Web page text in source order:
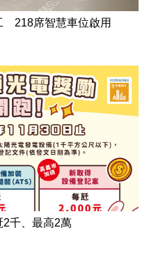
218席智慧車位啟用
千、最高2萬